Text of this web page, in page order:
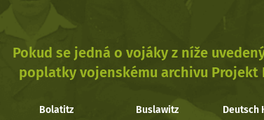
Pokud se jedná o vojáky z níže
poplatky vojenskému archivu Projekt
Bolatitz Buslawitz Deutsch